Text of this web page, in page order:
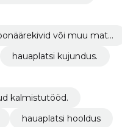
või muu mate
hauaplatsi kujundus.
kalmistutööd.
hauaplatsi hooldus